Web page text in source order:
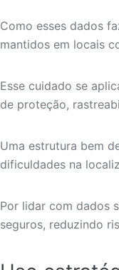
Como esses dados
mantidos em locais
Esse cuidado se
de proteção,
Uma estrutura bem
dificuldades na
Por lidar com dados
seguros, reduzindo